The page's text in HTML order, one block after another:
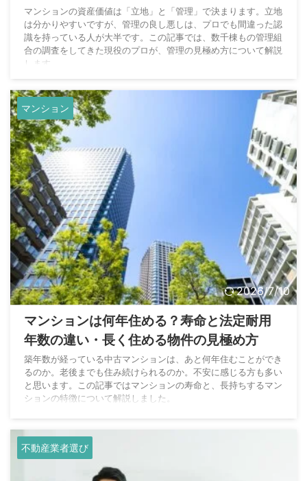
マンションの資産価値は「立地」と「管理」で決まります。立地
は分かりやすいですが、管理の良し悪しは、プロでも間違った認
識を持っている人が大半です。この記事では、数千棟もの管理組
合の調査をしてきた現役のプロが、管理の見極め方について解説
します。
マンション
2026/7/10
マンションは何年住める？寿命と法定耐用
年数の違い・長く住める物件の見極め方
築年数が経っている中古マンションは、あと何年住むことができ
るのか。老後までも住み続けられるのか。不安に感じる方も多い
と思います。この記事ではマンションの寿命と、長持ちするマン
ションの特徴について解説しました。
不動産業者選び